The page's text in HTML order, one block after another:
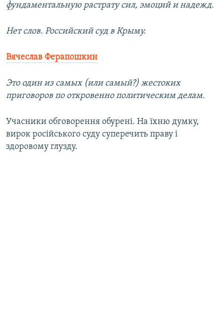
фундаментальную растрату сил, эмоций и надежд.
Нет слов. Российский суд в Крыму.
Вячеслав Ферапошкин
Это один из самых (или самый?) жестоких
приговоров по откровенно политическим делам.
Учасники обговорення обурені. На їхню думку,
вирок російського суду суперечить праву і
здоровому глузду.